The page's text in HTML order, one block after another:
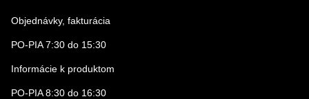
Objednávky, fakturácia
PO-PIA 7:30 do 15:30
Informácie k produktom
PO-PIA 8:30 do 16:30